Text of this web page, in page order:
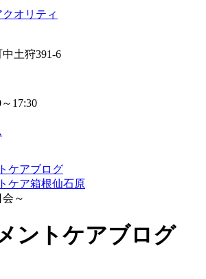
土狩391-6
17:30
ケアブログ
ケア箱根仙石原
～
ントケアブログ